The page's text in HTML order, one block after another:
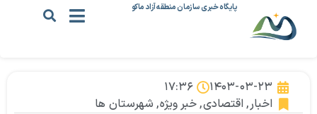
پایگاه خبری سازمان منطقه آزاد ماکو
۱۴۰۳-۰۳-۲۳
۱۷:۳۶
اخبار, اقتصادی,خبر ویژه, شهرستان ها